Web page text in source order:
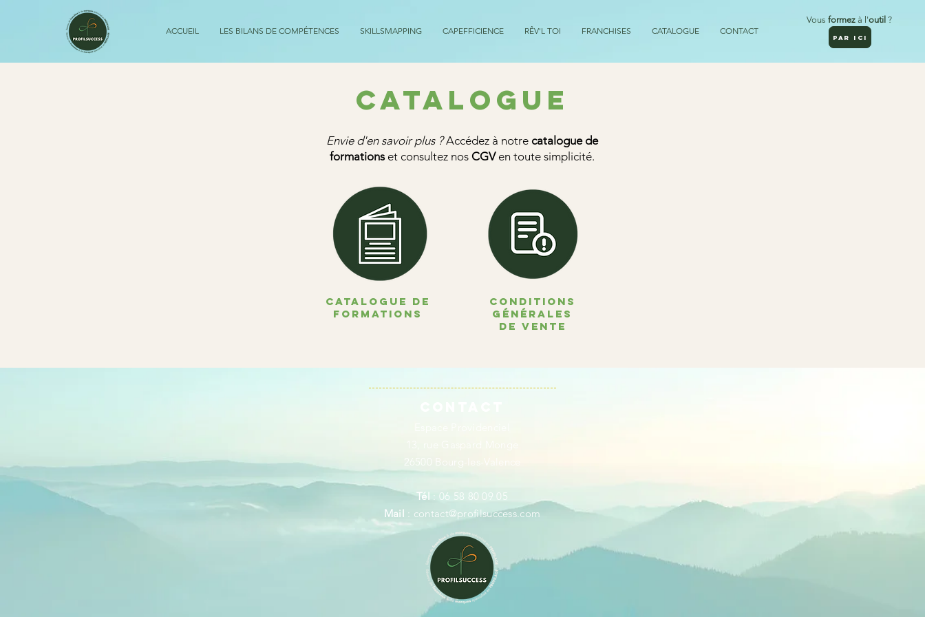
ACCUEIL LES BILANS DE COMPÉTENCES SKILLSMAPPING CAPEFFICIENCE RÊV'L TOI FRANCHISES CATALOGUE CONTACT
Vous formez à l'outil ?
PAR ICI
CATALOGUE
Envie d'en savoir plus ?Accédez à notre catalogue de
formationset consultez nos CGVen toute simplicité.
CATALOGUE DE
FORMATIONS
Conditions
générales
de vente
26500 Bourg-les-Valence
Tél : 06 58 80 09 05
Mail : contact@profilsuccess.com